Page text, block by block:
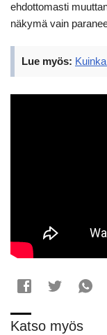
ehdottomasti
näkymä vain
Lue myös:
Katso myös